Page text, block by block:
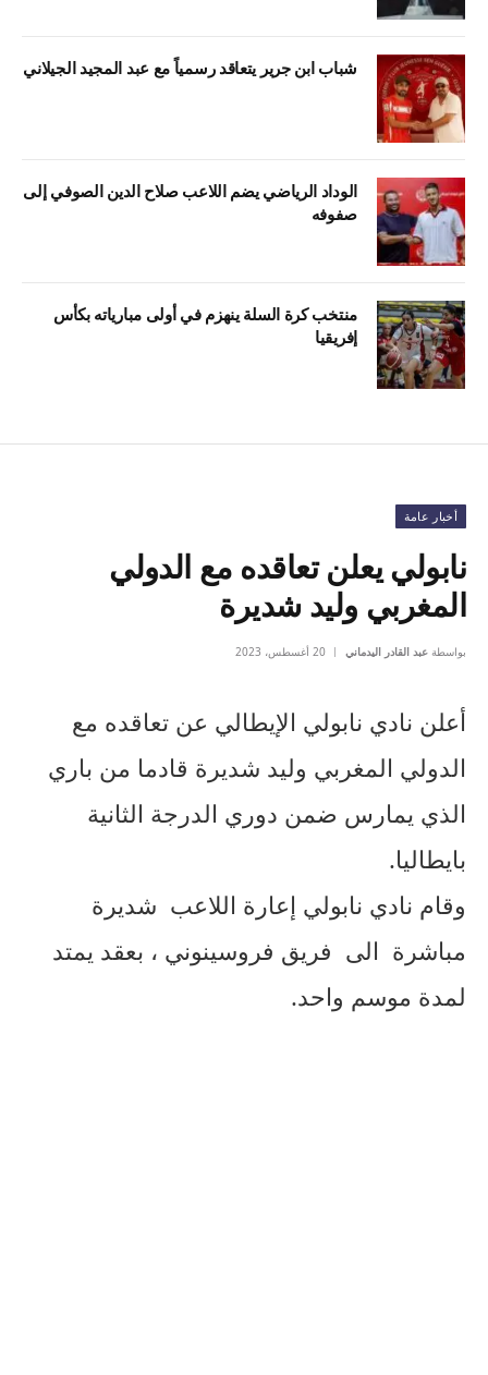
شباب ابن جرير يتعاقد رسمياً مع عبد المجيد الجيلاني
الوداد الرياضي يضم اللاعب صلاح الدين الصوفي إلى
صفوفه
منتخب كرة السلة ينهزم في أولى مبارياته بكأس
إفريقيا
أخبار عامة
نابولي يعلن تعاقده مع الدولي
المغربي وليد شديرة
بواسطة عبد القادر اليدماني 20 أغسطس، 2023
أعلن نادي نابولي الإيطالي عن تعاقده مع
الدولي المغربي وليد شديرة قادما من باري
الذي يمارس ضمن دوري الدرجة الثانية
بايطاليا.
وقام نادي نابولي إعارة اللاعب شديرة
مباشرة الى فريق فروسينوني ، بعقد يمتد
لمدة موسم واحد.